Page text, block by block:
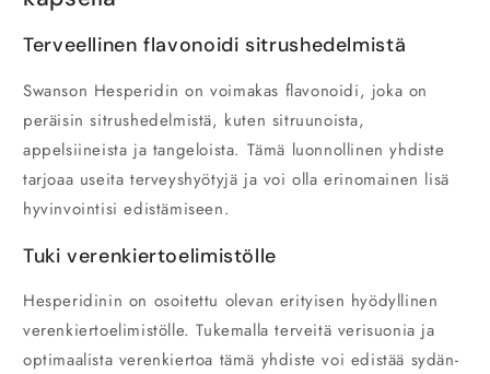
Terveellinen flavonoidi sitrushedelmistä
Swanson Hesperidin on voimakas flavonoidi, joka on
peräisin sitrushedelmistä, kuten sitruunoista,
appelsiineista ja tangeloista. Tämä luonnollinen yhdiste
tarjoaa useita terveyshyötyjä ja voi olla erinomainen lisä
hyvinvointisi edistämiseen.
Tuki verenkiertoelimistölle
Hesperidinin on osoitettu olevan erityisen hyödyllinen
verenkiertoelimistölle. Tukemalla terveitä verisuonia ja
optimaalista verenkiertoa tämä yhdiste voi edistää sydän-